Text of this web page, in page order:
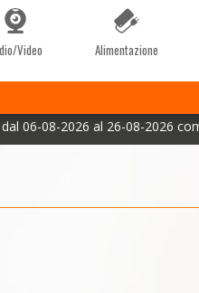
06-08-2026 al 26-08-2026
Video Alimentazione